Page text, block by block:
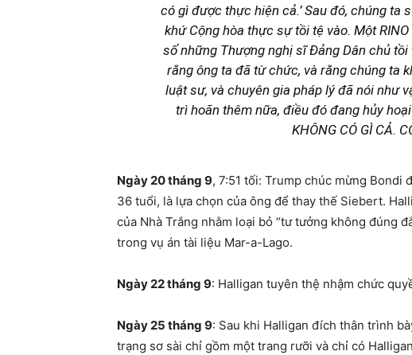
có gì được thực hiện cả.’ Sau đó, chúng ta
khứ Cộng hòa thực sự tồi tệ vào. Một
số những Thượng nghị sĩ Đảng Dân chủ
rằng ông ta đã từ chức, và rằng chúng ta
luật sư, và chuyên gia pháp lý đã nói như
trì hoãn thêm nữa, điều đó đang hủy
KHÔNG CÓ GÌ CẢ.
Ngày 20 tháng 9, 7:51 tối: Trump chúc mừng Bondi
36 tuổi, là lựa chọn của ông để thay thế Siebert.
của Nhà Trắng nhằm loại bỏ “tư tưởng không đúng
trong vụ án tài liệu Mar-a-Lago.
Ngày 22 tháng 9: Halligan tuyên thệ nhậm chức
Ngày 25 tháng 9: Sau khi Halligan đích thân trình
trạng sơ sài chỉ gồm một trang rưỡi và chỉ có